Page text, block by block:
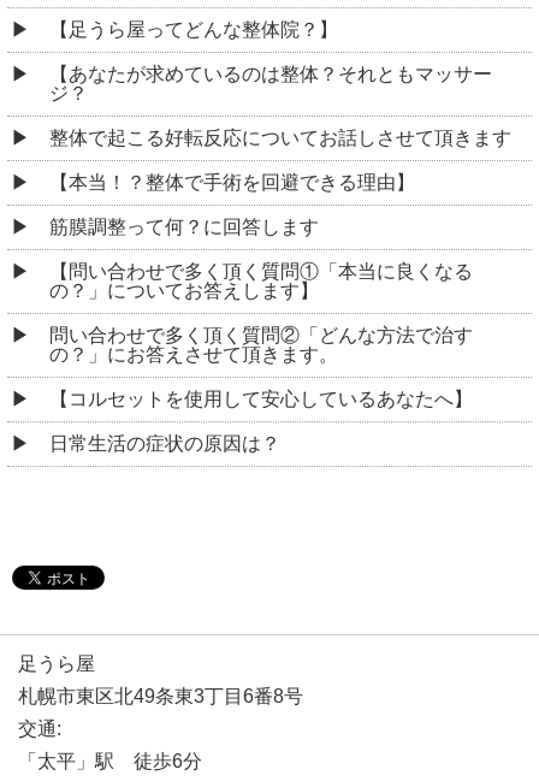
【足うら屋ってどんな整体院？】
【あなたが求めているのは整体？それともマッサー
ジ？
整体で起こる好転反応についてお話しさせて頂きます
【本当！？整体で手術を回避できる理由】
筋膜調整って何？に回答します
【問い合わせで多く頂く質問①「本当に良くなる
の？」についてお答えします】
問い合わせで多く頂く質問②「どんな方法で治す
の？」にお答えさせて頂きます。
【コルセットを使用して安心しているあなたへ】
日常生活の症状の原因は？
足うら屋
札幌市東区北49条東3丁目6番8号
交通:
「太平」駅 徒歩6分